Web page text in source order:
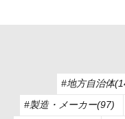
#地方自治体
#製造・メーカー(97)